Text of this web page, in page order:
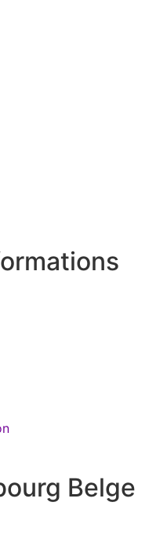
Belge